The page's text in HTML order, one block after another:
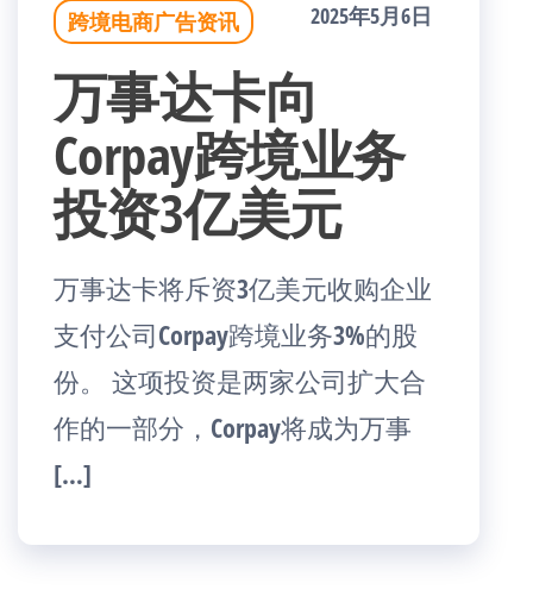
跨境电商广告资讯 2025年5月6日
万事达卡向
Corpay跨境业务
投资3亿美元
万事达卡将斥资3亿美元收购企业
支付公司Corpay跨境业务3%的股
份。 这项投资是两家公司扩大合
作的一部分，Corpay将成为万事
[…]